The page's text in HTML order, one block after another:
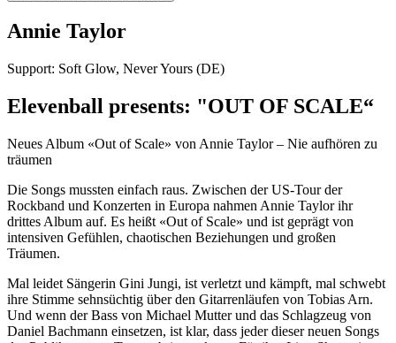
Annie Taylor
Support: Soft Glow, Never Yours (DE)
Elevenball presents: "OUT OF SCALE“
Neues Album «Out of Scale» von Annie Taylor – Nie aufhören zu
träumen
Die Songs mussten einfach raus. Zwischen der US-Tour der
Rockband und Konzerten in Europa nahmen Annie Taylor ihr
drittes Album auf. Es heißt «Out of Scale» und ist geprägt von
intensiven Gefühlen, chaotischen Beziehungen und großen
Träumen.
Mal leidet Sängerin Gini Jungi, ist verletzt und kämpft, mal schwebt
ihre Stimme sehnsüchtig über den Gitarrenläufen von Tobias Arn.
Und wenn der Bass von Michael Mutter und das Schlagzeug von
Daniel Bachmann einsetzen, ist klar, dass jeder dieser neuen Songs